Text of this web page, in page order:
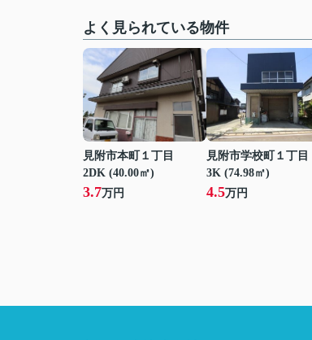
よく見られている物件
見附市本町１丁目
2DK (40.00㎡)
3.7万円
見附市学校町１丁目
3K (74.98㎡)
4.5万円